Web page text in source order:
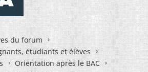
du forum
étudiants et élèves
Orientation après le BAC